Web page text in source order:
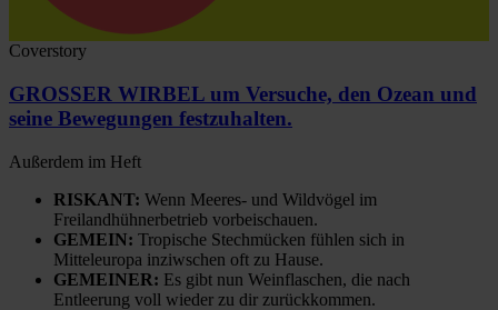
Coverstory
GROSSER WIRBEL um Versuche, den Ozean und
seine Bewegungen festzuhalten.
Außerdem im Heft
RISKANT: Wenn Meeres- und Wildvögel im
Freilandhühnerbetrieb vorbeischauen.
GEMEIN: Tropische Stechmücken fühlen sich in
Mitteleuropa inziwschen oft zu Hause.
GEMEINER: Es gibt nun Weinflaschen, die nach
Entleerung voll wieder zu dir zurückkommen.